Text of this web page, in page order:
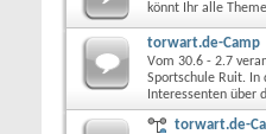
könnt Ihr alle
torwart.de-Camp
Vom 30.6 - 2.7
Sportschule Ruit. In
Interessenten über
torwart.de-